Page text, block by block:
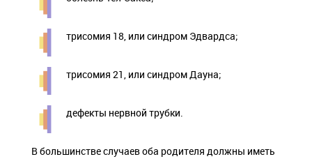
трисомия 18, или синдром Эдвардса;
трисомия 21, или синдром Дауна;
дефекты нервной трубки.
В большинстве случаев оба родителя должны иметь